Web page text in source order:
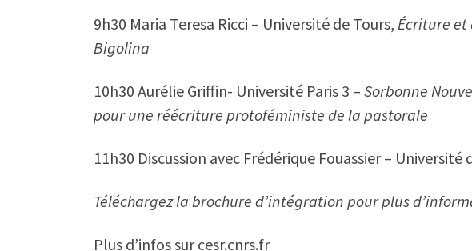
9h30 Maria Teresa Ricci – Université de Tours, Écriture et
Bigolina
10h30 Aurélie Griffin- Université Paris 3 – Sorbonne
pour une réécriture protoféministe de la pastorale
11h30 Discussion avec Frédérique Fouassier – Université
Téléchargez la brochure d’intégration pour plus
Plus d’infos sur cesr.cnrs.fr